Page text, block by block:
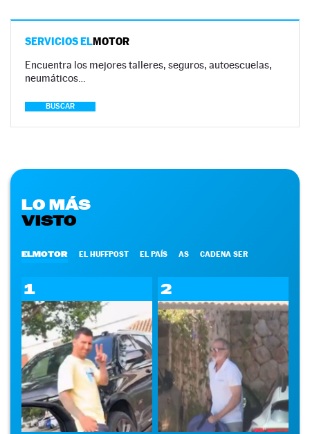
SERVICIOS ELMOTOR
Encuentra los mejores talleres, seguros, autoescuelas,
neumáticos…
BUSCAR
LO MÁS
VISTO
ELMOTOR EL HUFFPOST EL PAÍS AS CADENA SER
1 2